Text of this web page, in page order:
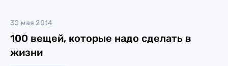
30 мая 2014
100 вещей, которые надо сделать в
жизни